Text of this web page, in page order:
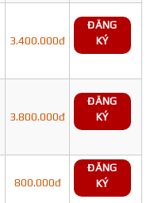
3.400.000đ
ĐĂNG
KÝ
3.800.000đ
ĐĂNG
KÝ
800.000đ
ĐĂNG
KÝ